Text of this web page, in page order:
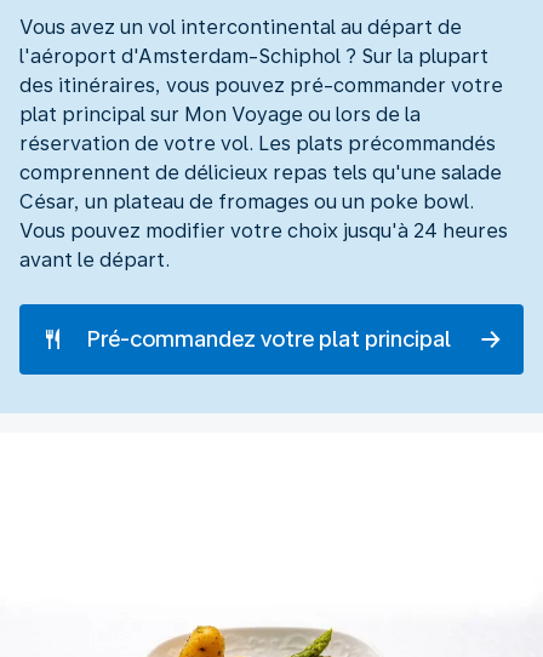
Vous avez un vol intercontinental au départ de
l'aéroport d'Amsterdam-Schiphol ? Sur la plupart
des itinéraires, vous pouvez pré-commander votre
plat principal sur Mon Voyage ou lors de la
réservation de votre vol. Les plats précommandés
comprennent de délicieux repas tels qu'une salade
César, un plateau de fromages ou un poke bowl.
Vous pouvez modifier votre choix jusqu'à 24 heures
avant le départ.
Pré-commandez votre plat principal